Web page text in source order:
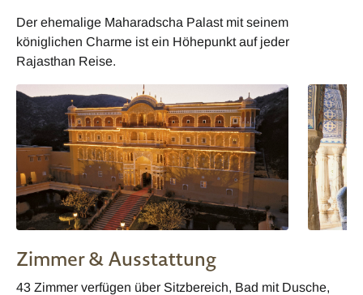
Der ehemalige Maharadscha Palast mit seinem
königlichen Charme ist ein Höhepunkt auf jeder
Rajasthan Reise.
Zimmer & Ausstattung
43 Zimmer verfügen über Sitzbereich, Bad mit Dusche,